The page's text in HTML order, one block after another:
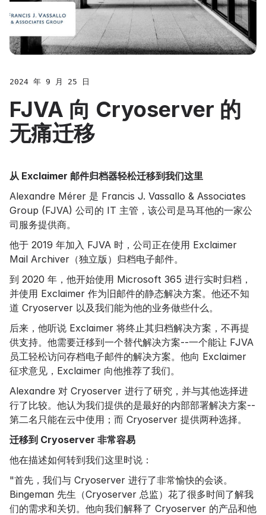
2024 年 9 月 25 日
FJVA 向 Cryoserver 的
无痛迁移
从 Exclaimer 邮件归档器轻松迁移到我们这里
Alexandre Mérer 是 Francis J. Vassallo & Associates
Group (FJVA) 公司的 IT 主管，该公司是马耳他的一家公
司服务提供商。
他于 2019 年加入 FJVA 时，公司正在使用 Exclaimer
Mail Archiver（独立版）归档电子邮件。
到 2020 年，他开始使用 Microsoft 365 进行实时归档，
并使用 Exclaimer 作为旧邮件的静态解决方案。他还不知
道 Cryoserver 以及我们能为他的业务做些什么。
后来，他听说 Exclaimer 将终止其归档解决方案，不再提
供支持。他需要迁移到一个替代解决方案--一个能让 FJVA
员工轻松访问存档电子邮件的解决方案。他向 Exclaimer
征求意见，Exclaimer 向他推荐了我们。
Alexandre 对 Cryoserver 进行了研究，并与其他选择进
行了比较。他认为我们提供的是最好的内部部署解决方案--
第二名只能在云中使用；而 Cryoserver 提供两种选择。
迁移到 Cryoserver 非常容易
他在描述如何转到我们这里时说：
"首先，我们与 Cryoserver 进行了非常愉快的会谈。
Bingeman 先生（Cryoserver 总监）花了很多时间了解我
们的需求和关切。他向我们解释了 Cryoserver 的产品和他